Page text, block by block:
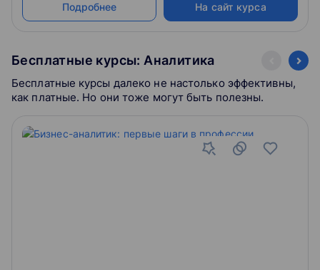
Подробнее На сайт курса
Бесплатные курсы: Аналитика
Бесплатные курсы далеко не настолько эффективны,
как платные. Но они тоже могут быть полезны.